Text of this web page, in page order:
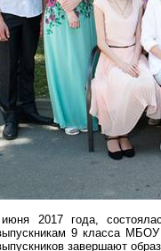
2017 года,
9 класса
завершают